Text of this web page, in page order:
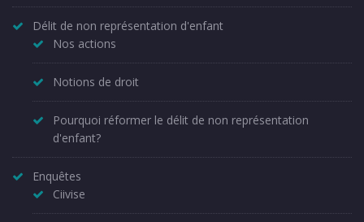
Délit de non représentation d'enfant
Nos actions
Notions de droit
Pourquoi réformer le délit de non représentation
d'enfant?
Enquêtes
Ciivise